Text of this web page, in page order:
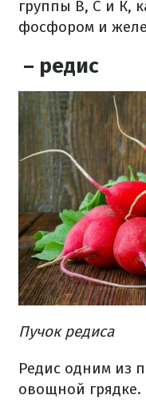
группы В, С и К,
фосфором и
– редис
Пучок редиса
Редис одним из
овощной грядке.